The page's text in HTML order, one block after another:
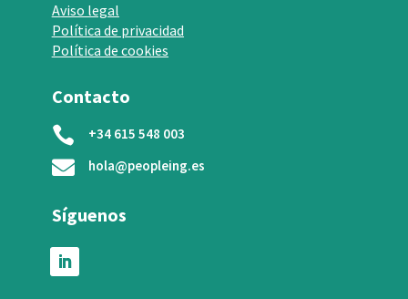
Aviso legal
Política de privacidad
Política de cookies
Contacto

+34 615 548 003
 hola@peopleing.es
Síguenos